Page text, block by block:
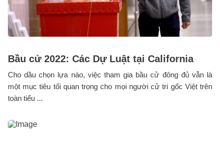
Bầu cử 2022: Các Dự Luật tại California
Cho dầu chọn lựa nào, việc tham gia bầu cử đông đủ vẫn là
một mục tiêu tối quan trọng cho mọi người cử tri gốc Việt trên
toàn tiểu ...